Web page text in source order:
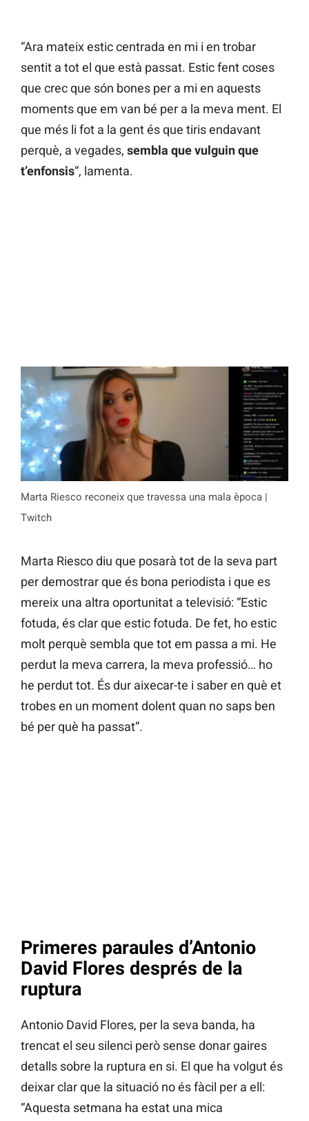
“Ara mateix estic centrada en mi i en trobar
sentit a tot el que està passat. Estic fent coses
que crec que són bones per a mi en aquests
moments que em van bé per a la meva ment. El
que més li fot a la gent és que tiris endavant
perquè, a vegades, sembla que vulguin que
t’enfonsis“, lamenta.
Marta Riesco reconeix que travessa una mala època |
Twitch
Marta Riesco diu que posarà tot de la seva part
per demostrar que és bona periodista i que es
mereix una altra oportunitat a televisió: “Estic
fotuda, és clar que estic fotuda. De fet, ho estic
molt perquè sembla que tot em passa a mi. He
perdut la meva carrera, la meva professió… ho
he perdut tot. És dur aixecar-te i saber en què et
trobes en un moment dolent quan no saps ben
bé per què ha passat”.
Primeres paraules d’Antonio
David Flores després de la
ruptura
Antonio David Flores, per la seva banda, ha
trencat el seu silenci però sense donar gaires
detalls sobre la ruptura en si. El que ha volgut és
deixar clar que la situació no és fàcil per a ell:
“Aquesta setmana ha estat una mica